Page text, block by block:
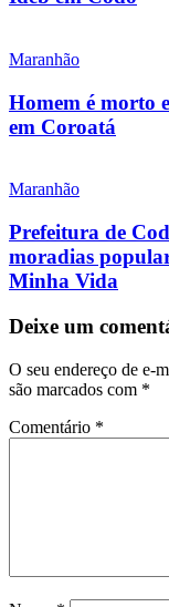
Maranhão
Homem é morto
em Coroatá
Maranhão
Prefeitura de
moradias
Minha Vida
Deixe um
O seu endereço de e-
são marcados com *
Comentário *